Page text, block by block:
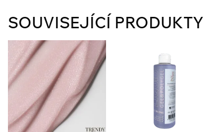
SOUVISEJÍCÍ PRODUKTY